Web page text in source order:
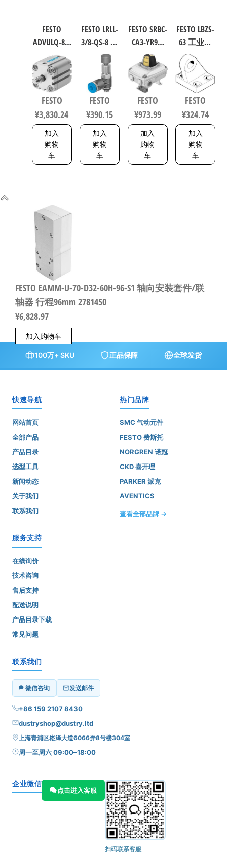
FESTO
ADVULQ-80-
60-A-P-A 紧
凑型抗扭
气缸 行程
60mm 缸径
80mm
156833
FESTO
¥3,830.24
加入
购物
车
FESTO LRLL-
3/8-QS-8 气
源处理元
件 规格8
153505
FESTO
¥390.15
加入
购物
车
FESTO SRBC-
CA3-YR90-
MW-1-1WG-
C2-EX6 工业
自动化零
部件 规格1
8137093
FESTO
¥973.99
加入
购物
车
FESTO LBZS-
63 工业自
动化零部
件 规格63
33846
FESTO
¥324.74
加入
购物
车
FESTO EAMM-U-70-D32-60H-96-S1 轴向安装套件/联
轴器 行程96mm 2781450
¥6,828.97
加入购物车
100万+ SKU 正品保障 全球发货
快速导航
网站首页
全部产品
产品目录
选型工具
新闻动态
关于我们
联系我们
热门品牌
SMC 气动元件
FESTO 费斯托
NORGREN 诺冠
CKD 喜开理
PARKER 派克
AVENTICS
查看全部品牌 →
服务支持
在线询价
技术咨询
售后支持
配送说明
产品目录下载
常见问题
联系我们
微信咨询 发送邮件
+86 159 2107 8430
dustryshop@dustry.ltd
上海青浦区崧泽大道6066弄8号楼304室
周一至周六 09:00–18:00
企业微信
点击进入客服
扫码联系客服